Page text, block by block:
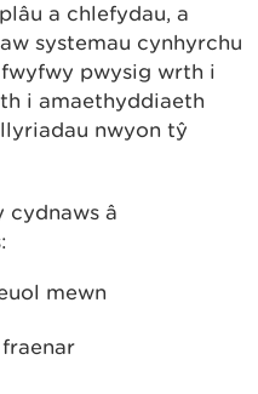
a chlefydau, a
systemau cynhyrchu
pwysig wrth i
i amaethyddiaeth
nwyon tŷ
cydnaws â
mewn